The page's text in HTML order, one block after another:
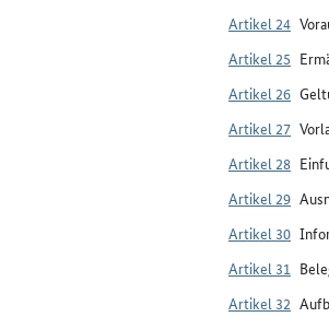
Artikel 24
Artikel 25
Artikel 26
Artikel 27
Artikel 28
Artikel 29
Artikel 30
Artikel 31
Artikel 32